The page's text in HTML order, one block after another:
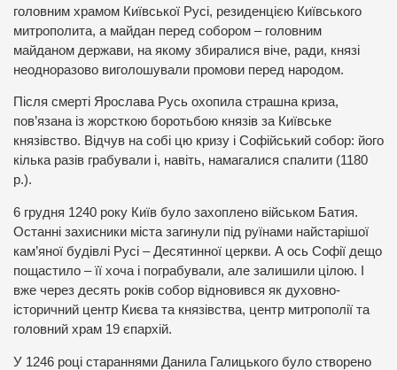
головним храмом Київської Русі, резиденцією Київського
митрополита, а майдан перед собором – головним
майданом держави, на якому збиралися віче, ради, князі
неодноразово виголошували промови перед народом.
Після смерті Ярослава Русь охопила страшна криза,
пов’язана із жорсткою боротьбою князів за Київське
князівство. Відчув на собі цю кризу і Софійський собор: його
кілька разів грабували і, навіть, намагалися спалити (1180
р.).
6 грудня 1240 року Київ було захоплено військом Батия.
Останні захисники міста загинули під руїнами найстарішої
кам’яної будівлі Русі – Десятинної церкви. А ось Софії дещо
пощастило – її хоча і пограбували, але залишили цілою. І
вже через десять років собор відновився як духовно-
історичний центр Києва та князівства, центр митрополії та
головний храм 19 єпархій.
У 1246 році стараннями Данила Галицького було створено